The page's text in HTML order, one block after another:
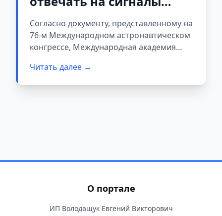
инопланетян без
разрешения ООН
Согласно документу, представленному на
76-м Международном астронавтическом
конгрессе, Международная академия
рекомендации по действиям после
обнаружения сигнала внеземного
Читать далее →
О портале
ИП Володащук Евгений Викторович